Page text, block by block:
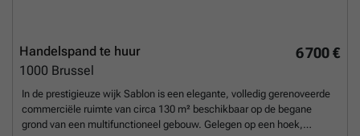
6 700 €
Handelspand te huur
1000 Brussel
In de prestigieuze wijk Sablon is een elegante, volledig gerenoveerde
commerciële ruimte van circa 130 m² beschikbaar op de begane
grond van een multifunctioneel gebouw. ​​Gelegen op een hoek,